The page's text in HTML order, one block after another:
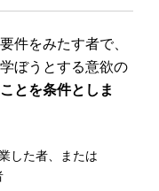
件をみたす者で、
ぼうとする意欲の
とを条件としま
した者、または